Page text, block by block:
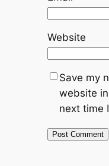
Website
Save my
website
next time